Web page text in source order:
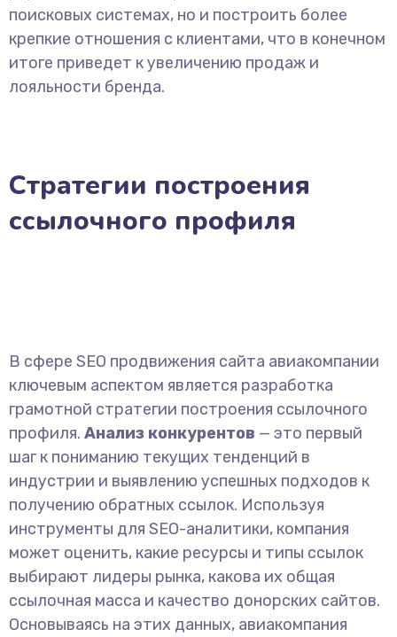
поисковых системах, но и построить более
крепкие отношения с клиентами, что в конечном
итоге приведет к увеличению продаж и
лояльности бренда.
Стратегии построения
ссылочного профиля
В сфере SEO продвижения сайта авиакомпании
ключевым аспектом является разработка
грамотной стратегии построения ссылочного
профиля. Анализ конкурентов — это первый
шаг к пониманию текущих тенденций в
индустрии и выявлению успешных подходов к
получению обратных ссылок. Используя
инструменты для SEO-аналитики, компания
может оценить, какие ресурсы и типы ссылок
выбирают лидеры рынка, какова их общая
ссылочная масса и качество донорских сайтов.
Основываясь на этих данных, авиакомпания